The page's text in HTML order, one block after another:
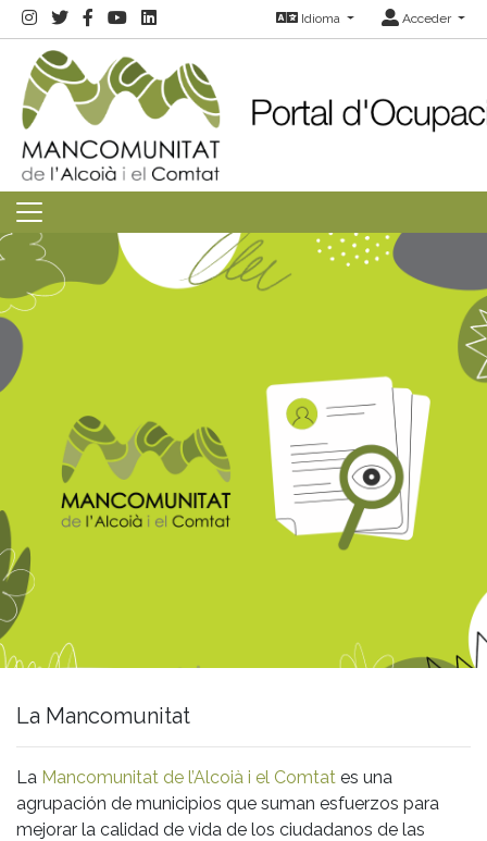
Idioma Acceder
La Mancomunitat
La Mancomunitat de l’Alcoià i el Comtat es una
agrupación de municipios que suman esfuerzos para
mejorar la calidad de vida de los ciudadanos de las